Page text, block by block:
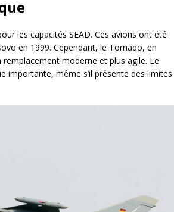
les capacités SEAD. Ces avions ont été
en 1999. Cependant, le Tornado, en
moderne et plus agile. Le
importante, même s’il présente des limites